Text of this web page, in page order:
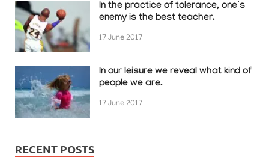
In the practice of tolerance, one’s
enemy is the best teacher.
17 June 2017
In our leisure we reveal what kind of
people we are.
17 June 2017
RECENT POSTS